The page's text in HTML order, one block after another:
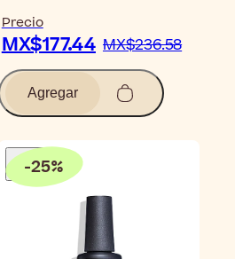
Precio
MX$177.44 MX$236.58
Agregar
-25%